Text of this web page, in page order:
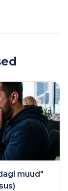
muud"